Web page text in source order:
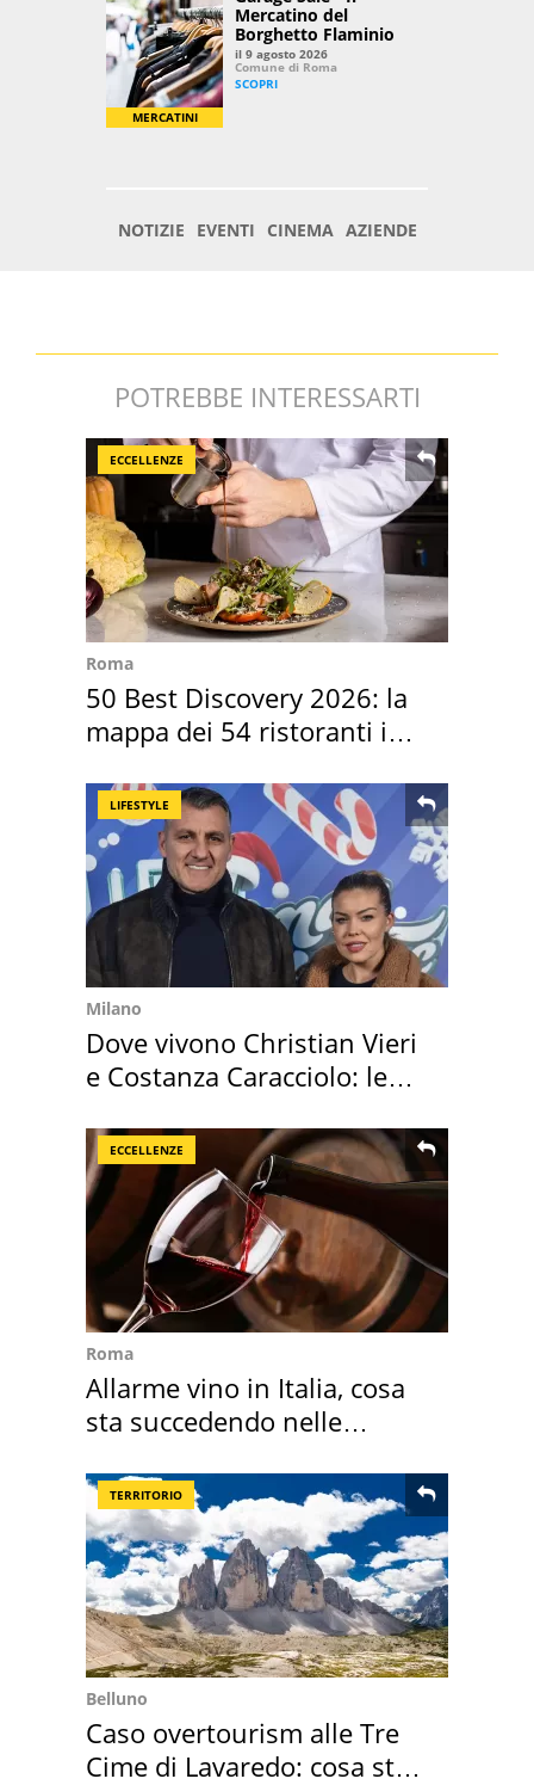
POTREBBE INTERESSARTI
ECCELLENZE
Roma
50 Best Discovery 2026: la
mappa dei 54 ristoranti in
LIFESTYLE
Milano
Dove vivono Christian Vieri
e Costanza Caracciolo: le
ECCELLENZE
Roma
Allarme vino in Italia, cosa
sta succedendo nelle
TERRITORIO
Belluno
Caso overtourism alle Tre
Cime di Lavaredo: cosa sta